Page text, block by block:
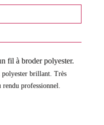
fil à broder polyester.
brillant. Très
rendu professionnel.